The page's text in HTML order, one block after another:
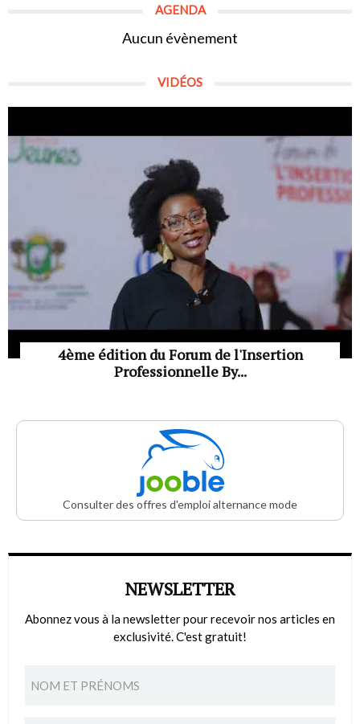
AGENDA
Aucun évènement
VIDÉOS
4ème édition du Forum de l'Insertion
Professionnelle By...
Consulter des offres d'emploi alternance mode
NEWSLETTER
Abonnez vous à la newsletter pour recevoir nos articles en
exclusivité. C'est gratuit!